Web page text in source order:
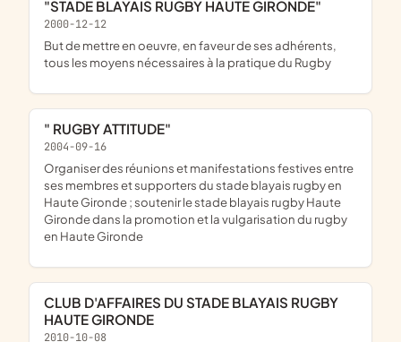
"STADE BLAYAIS RUGBY HAUTE GIRONDE"
2000-12-12
but de mettre en oeuvre, en faveur de ses adhérents,
tous les moyens nécessaires à la pratique du Rugby
" RUGBY ATTITUDE"
2004-09-16
organiser des réunions et manifestations festives entre
ses membres et supporters du stade blayais rugby en
Haute Gironde ; soutenir le stade blayais rugby Haute
Gironde dans la promotion et la vulgarisation du rugby
en Haute Gironde
CLUB D'AFFAIRES DU STADE BLAYAIS RUGBY
HAUTE GIRONDE
2010-10-08